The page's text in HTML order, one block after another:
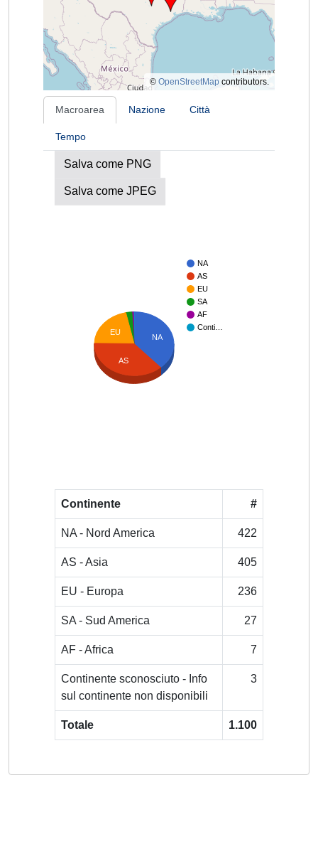
© OpenStreetMap contributors.
Macroarea Nazione Città
Tempo
Salva come PNG
Salva come JPEG
NA
AS
EU
SA
AF
Conti…
NA
EU
AS
Continente #
NA - Nord America 422
AS - Asia 405
EU - Europa 236
SA - Sud America 27
AF - Africa 7
Continente sconosciuto - Info
sul continente non disponibili
3
Totale 1.100